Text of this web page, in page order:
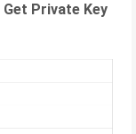
Get Private Key